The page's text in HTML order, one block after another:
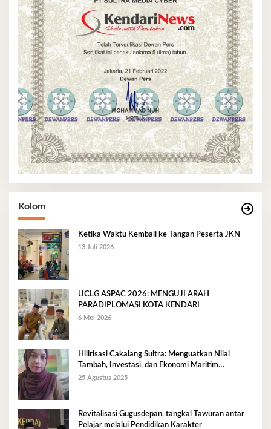
Kolom
Ketika Waktu Kembali ke Tangan Peserta JKN
13 Juli 2026
UCLG ASPAC 2026: MENGUJI ARAH
PARADIPLOMASI KOTA KENDARI
6 Mei 2026
Hilirisasi Cakalang Sultra: Menguatkan Nilai
Tambah, Investasi, dan Ekonomi Maritim
Berkelanjutan
25 Agustus 2025
Revitalisasi Gugusdepan, tangkal Tawuran antar
Pelajar melalui Pendidikan Karakter